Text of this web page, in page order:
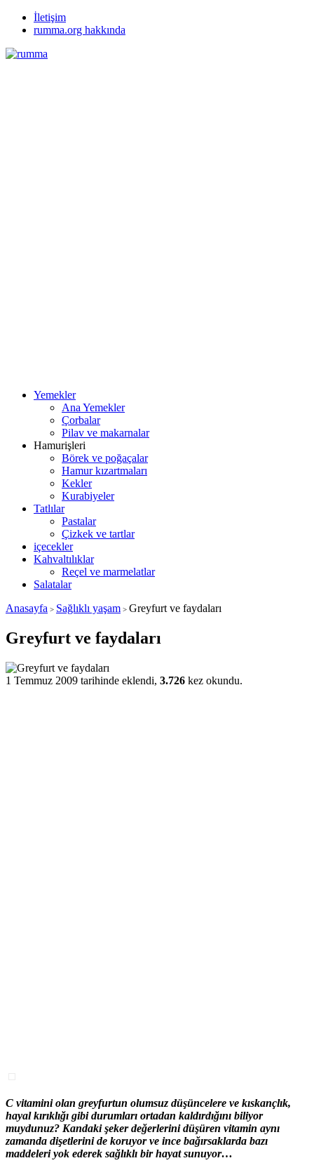
İletişim
rumma.org hakkında
Yemekler
Ana Yemekler
Çorbalar
Pilav ve makarnalar
Hamurişleri
Börek ve poğaçalar
Hamur kızartmaları
Kekler
Kurabiyeler
Tatlılar
Pastalar
Çizkek ve tartlar
içecekler
Kahvaltılıklar
Reçel ve marmelatlar
Salatalar
Anasayfa > Sağlıklı yaşam > Greyfurt ve faydaları
Greyfurt ve faydaları
1 Temmuz 2009 tarihinde eklendi, 3.726 kez okundu.
C vitamini olan greyfurtun olumsuz düşüncelere ve kıskançlık,
hayal kırıklığı gibi durumları ortadan kaldırdığını biliyor
muydunuz? Kandaki şeker değerlerini düşüren vitamin aynı
zamanda dişetlerini de koruyor ve ince bağırsaklarda bazı
maddeleri yok ederek sağlıklı bir hayat sunuyor…